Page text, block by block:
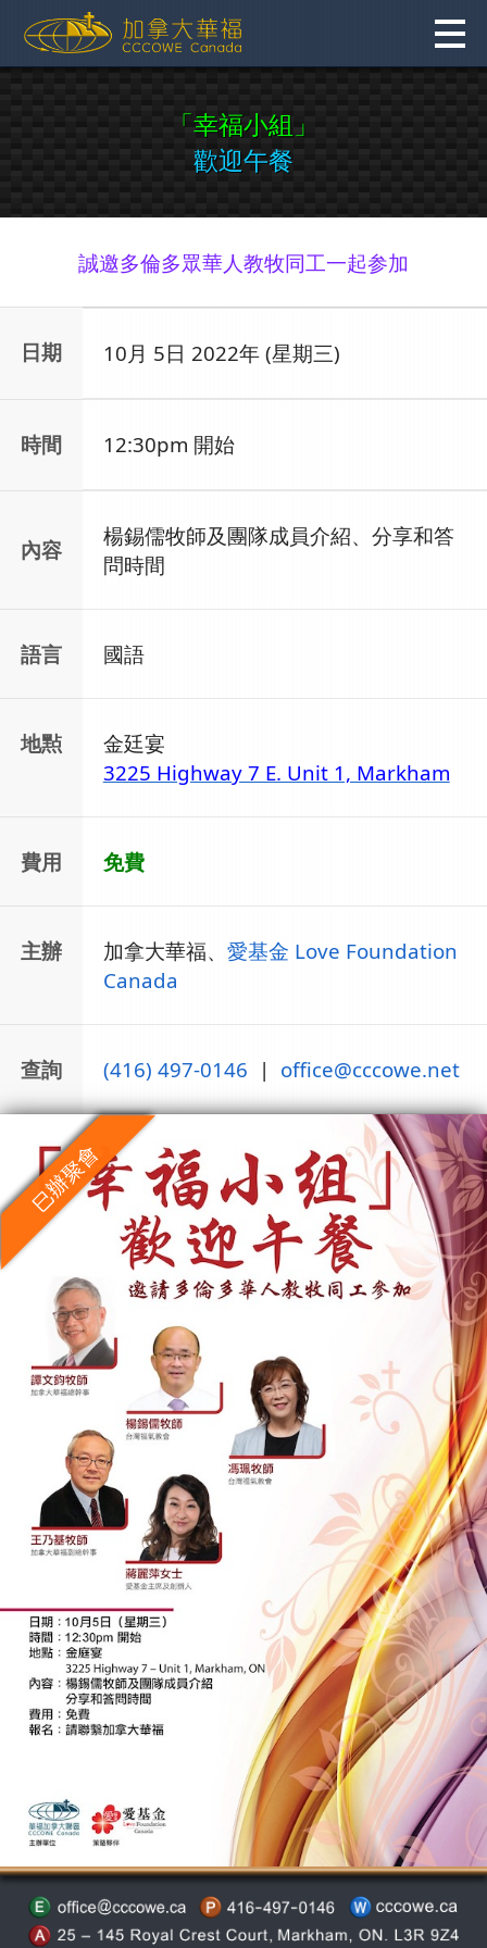
content
「幸福小組」
歡迎午餐
誠邀多倫多眾華人教牧同工一起参加
日期 10月 5日 2022年 (星期三)
時間 12:30pm 開始
內容
楊錫儒牧師及團隊成員介紹、分享和答
問時間
語言 國語
地㸃
金廷宴
3225 Highway 7 E. Unit 1, Markham
費用 免費
主辦 加拿大華福、 愛基金 Love Foundation
Canada
查詢 (416) 497-0146 | office@cccowe.net